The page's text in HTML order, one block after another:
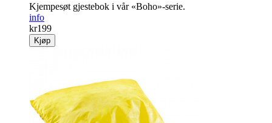
Kjempesøt gjestebok i vår «Boho»-serie.
info
kr199
Kjøp